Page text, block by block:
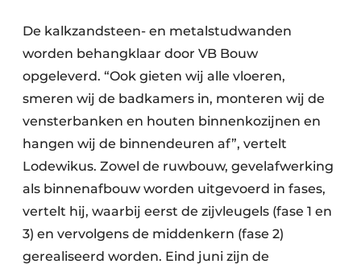
De kalkzandsteen- en metalstudwanden
worden behangklaar door VB Bouw
opgeleverd. “Ook gieten wij alle vloeren,
smeren wij de badkamers in, monteren wij de
vensterbanken en houten binnenkozijnen en
hangen wij de binnendeuren af”, vertelt
Lodewikus. Zowel de ruwbouw, gevelafwerking
als binnenafbouw worden uitgevoerd in fases,
vertelt hij, waarbij eerst de zijvleugels (fase 1 en
3) en vervolgens de middenkern (fase 2)
gerealiseerd worden. Eind juni zijn de